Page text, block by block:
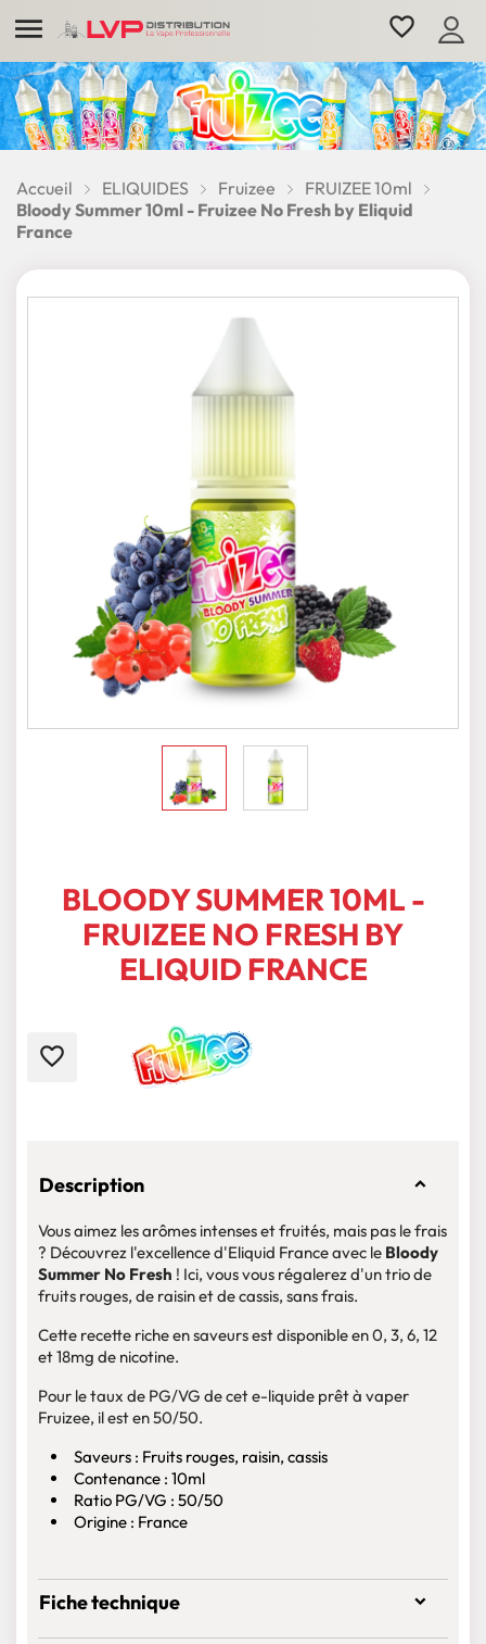
 favorite_border
Accueil ELIQUIDES Fruizee
FRUIZEE 10ml
Bloody Summer 10ml - Fruizee No Fresh by Eliquid
France
BLOODY SUMMER 10ML -
FRUIZEE NO FRESH BY
ELIQUID FRANCE
favorite_border
Description
Vous aimez les arômes intenses et fruités, mais pas le frais
? Découvrez l'excellence d'Eliquid France avec le Bloody
Summer No Fresh ! Ici, vous vous régalerez d'un trio de
fruits rouges, de raisin et de cassis, sans frais.
Cette recette riche en saveurs est disponible en 0, 3, 6, 12
et 18mg de nicotine.
Pour le taux de PG/VG de cet e-liquide prêt à vaper
Fruizee, il est en 50/50.
Saveurs : Fruits rouges, raisin, cassis
Contenance : 10ml
Ratio PG/VG : 50/50
Origine : France
Fiche technique